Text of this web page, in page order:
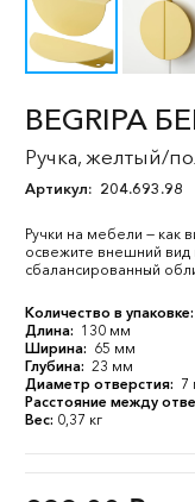
BEGRIPA
Ручка, желтый/
Артикул: 204.693.98
Ручки на мебели — как
освежите внешний
сбалансированный
Количество в упаковке:
Длина: 130 мм
Ширина: 65 мм
Глубина: 23 мм
Диаметр отверстия: 7
Расстояние между
Вес: 0,37 кг